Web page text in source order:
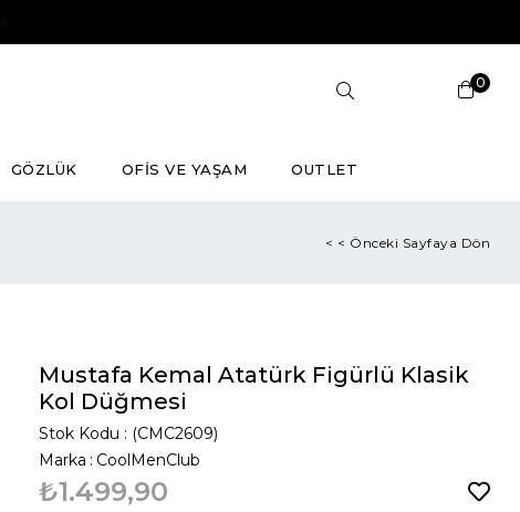
0
GÖZLÜK OFİS VE YAŞAM OUTLET
< < Önceki Sayfaya Dön
Mustafa Kemal Atatürk Figürlü Klasik
Kol Düğmesi
Stok Kodu
(CMC2609)
Marka : CoolMenClub
₺1.499,90